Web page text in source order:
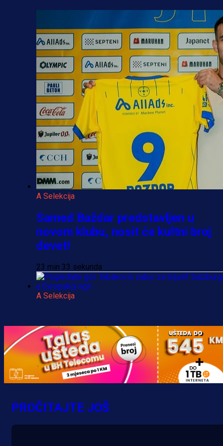
A Selekcija
Samed Baždar predstavljen u
novom klubu, nosit će kultni broj
devet!
23 min 33 sekunda
A Selekcija
trijumf Salzburga u Evropskoj ligi!
4 h 10 min
PROČITAJTE JOŠ